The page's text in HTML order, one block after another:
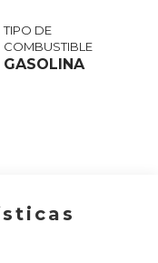
TIPO DE
COMBUSTIBLE
GASOLINA